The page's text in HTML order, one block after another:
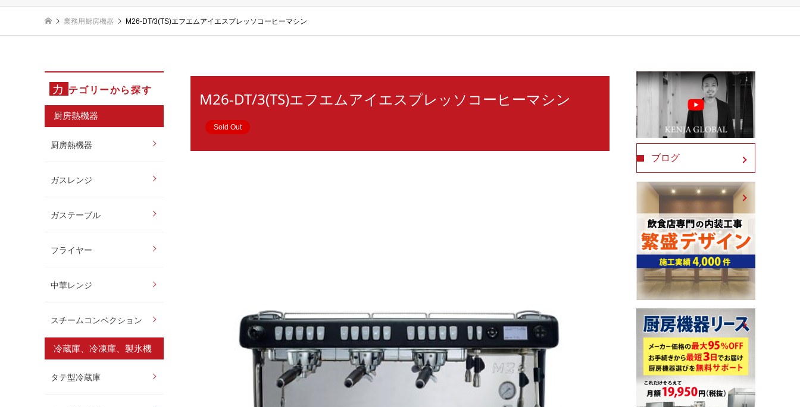
業務用厨房機器 M26-DT/3(TS)エフエムアイエスプレッソコーヒーマシン
カ テゴリーから探す
厨房熱機器
厨房熱機器
ガスレンジ
ガステーブル
フライヤー
中華レンジ
スチームコンベクション
冷蔵庫、冷凍庫、製氷機
タテ型冷蔵庫
M26-DT/3(TS)エフエムアイエスプレッソコーヒーマシン
Sold Out
ブログ